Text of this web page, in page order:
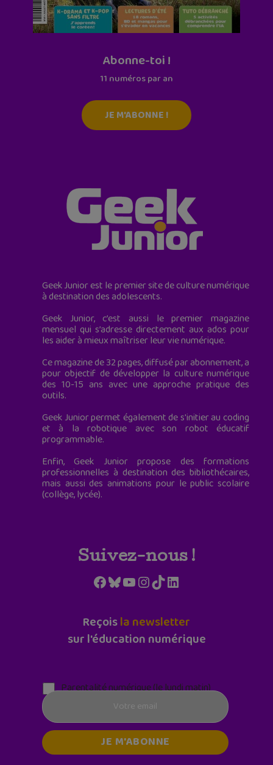
Abonne-toi !
11 numéros par an
JE M'ABONNE !
Geek Junior est le premier site de culture numérique
à destination des adolescents.
Geek Junior, c’est aussi le premier magazine
mensuel qui s’adresse directement aux ados pour
les aider à mieux maîtriser leur vie numérique.
Ce magazine de 32 pages, diffusé par abonnement, a
pour objectif de développer la culture numérique
des 10-15 ans avec une approche pratique des
outils.
Geek Junior permet également de s'initier au coding
et à la robotique avec son robot éducatif
programmable.
Enfin, Geek Junior propose des formations
professionnelles à destination des bibliothécaires,
mais aussi des animations pour le public scolaire
(collège, lycée).
Suivez-nous !
Facebook
Bluesky
YouTube
Instagram
TikTokLinkedIn
Reçoisla newsletter
sur l'éducation numérique
Parentalité numérique (le lundi matin)